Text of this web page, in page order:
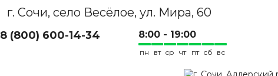
г. Сочи, село Весёлое, ул. Мира, 60
8 (800) 600-14-34 8:00 - 19:00
пн вт ср чт пт сб вс